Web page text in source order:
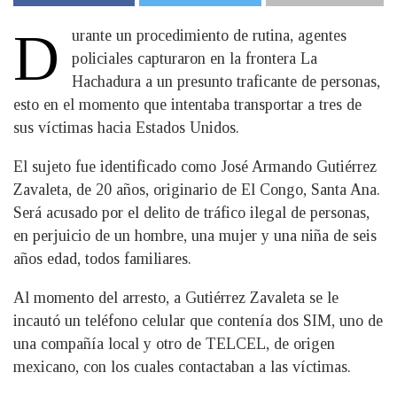
D
urante un procedimiento de rutina, agentes
policiales capturaron en la frontera La
Hachadura a un presunto traficante de personas,
esto en el momento que intentaba transportar a tres de
sus víctimas hacia Estados Unidos.
El sujeto fue identificado como José Armando Gutiérrez
Zavaleta, de 20 años, originario de El Congo, Santa Ana.
Será acusado por el delito de tráfico ilegal de personas,
en perjuicio de un hombre, una mujer y una niña de seis
años edad, todos familiares.
Al momento del arresto, a Gutiérrez Zavaleta se le
incautó un teléfono celular que contenía dos SIM, uno de
una compañía local y otro de TELCEL, de origen
mexicano, con los cuales contactaban a las víctimas.